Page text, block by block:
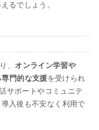
るでしょう。
、 オンライン学習や
門的な支援を受けられ
サポートやコミュニテ
入後も不安なく利用で